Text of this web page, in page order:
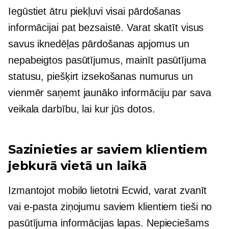
Iegūstiet ātru piekļuvi visai pārdošanas
informācijai pat bezsaistē. Varat skatīt visus
savus iknedēļas pārdošanas apjomus un
nepabeigtos pasūtījumus, mainīt pasūtījuma
statusu, piešķirt izsekošanas numurus un
vienmēr saņemt jaunāko informāciju par sava
veikala darbību, lai kur jūs dotos.
Sazinieties ar saviem klientiem
jebkurā vietā un laikā
Izmantojot mobilo lietotni Ecwid, varat zvanīt
vai e-pasta ziņojumu saviem klientiem tieši no
pasūtījuma informācijas lapas. Nepieciešams